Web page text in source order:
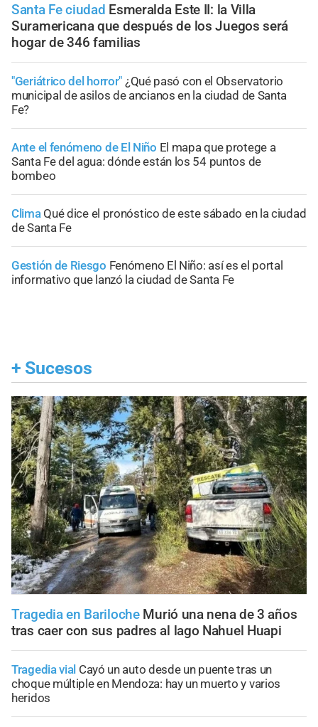
Santa Fe ciudad Esmeralda Este II: la Villa
Suramericana que después de los Juegos será
hogar de 346 familias
"Geriátrico del horror" ¿Qué pasó con el Observatorio
municipal de asilos de ancianos en la ciudad de Santa
Fe?
Ante el fenómeno de El Niño El mapa que protege a
Santa Fe del agua: dónde están los 54 puntos de
bombeo
Clima Qué dice el pronóstico de este sábado en la ciudad
de Santa Fe
Gestión de Riesgo Fenómeno El Niño: así es el portal
informativo que lanzó la ciudad de Santa Fe
+ Sucesos
Tragedia en Bariloche Murió una nena de 3 años
tras caer con sus padres al lago Nahuel Huapi
Tragedia vial Cayó un auto desde un puente tras un
choque múltiple en Mendoza: hay un muerto y varios
heridos